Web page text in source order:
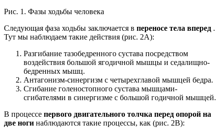
Рис. 1. Фазы ходьбы человека
Следующая фаза ходьбы заключается в переносе тела вперед .
Тут мы наблюдаем такие действия (рис. 2А):
Разгибание тазобедренного сустава посредством
воздействия большой ягодичной мышцы и седалищно-
бедренных мышц.
Антагонизм-синергизм с четырехглавой мышцей бедра.
Сгибание голеностопного сустава мышцами-
сгибателями в синергизме с большой годичной мышцей.
В процессе первого двигательного толчка перед опорой на
две ноги наблюдаются такие процессы, как (рис. 2В):